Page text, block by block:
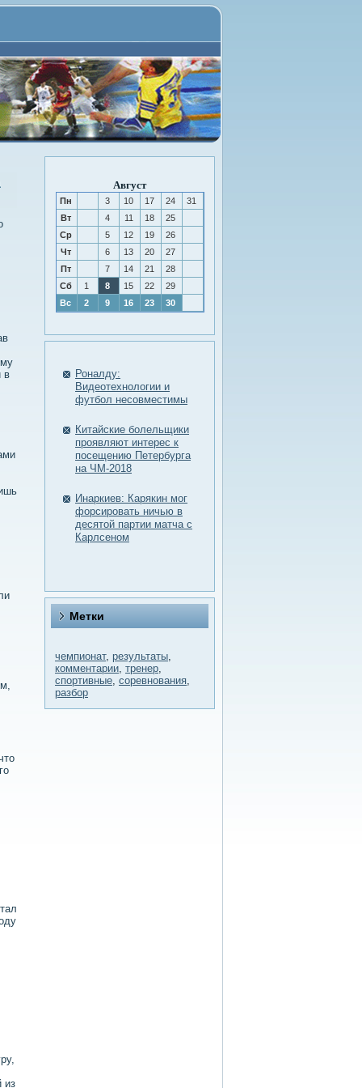
в
из
Август
Пн 3 10 17 24
31
Вт
4 11 18
25
Ср
5 12 19
26
Чт
6 13 20
27
Пт
7 14 21
28
Сб
1 8 15 22
29
Вс
2 9 16 23 30
Роналду:
Видеотехнологии и
футбол несовместимы
Китайские болельщики
проявляют интерес к
посещению Петербурга
на ЧМ-2018
Инаркиев: Карякин мог
форсировать ничью в
десятой партии матча с
Карлсеном
Метки
чемпионат, результаты,
комментарии, тренер,
спортивные, соревнования,
разбор